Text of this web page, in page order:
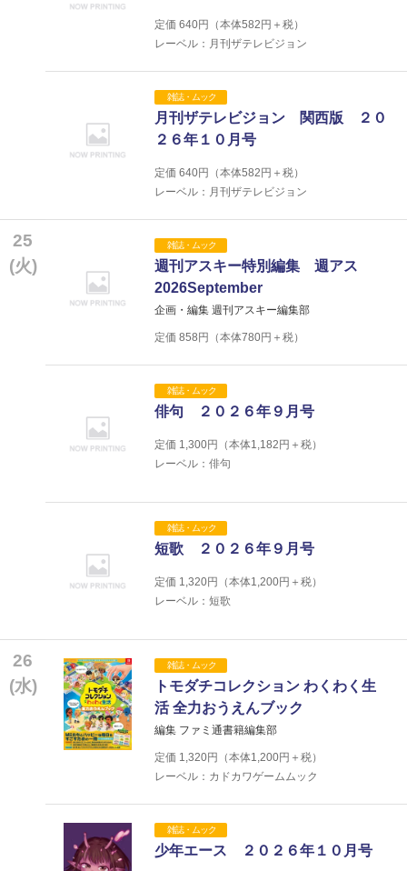
定価 640円（本体582 円＋税）
レーベル：月刊ザテレビジョン
雑誌・ムック
月刊ザテレビジョン 関西版 ２０
２６年１０月号
定価 640円（本体582 円＋税）
レーベル：月刊ザテレビジョン
25
(火)
雑誌・ムック
週刊アスキー特別編集 週アス
2026September
企画・編集 週刊アスキー編集部
定価 858 円（本体780円＋税）
雑誌・ムック
俳句 ２０２６年９月号
定価 1,300円（本体1,182 円＋税）
レーベル：俳句
雑誌・ムック
短歌 ２０２６年９月号
定価 1,320円（本体1,200円＋税）
レーベル：短歌
26
(水)
雑誌・ムック
トモダチコレクション わくわく生
活 全力おうえんブック
編集 ファミ通書籍編集部
定価 1,320円（本体1,200円＋税）
レーベル：カドカワゲームムック
雑誌・ムック
少年エース ２０２６年１０月号